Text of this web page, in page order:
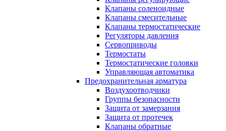
Клапаны соленоидные
Клапаны смесительные
Клапаны термостатические
Регуляторы давления
Сервоприводы
Термостаты
Термостатические головки
Управляющая автоматика
Предохранительная арматура
Воздухоотводчики
Группы безопасности
Защита от замерзания
Защита от протечек
Клапаны обратные